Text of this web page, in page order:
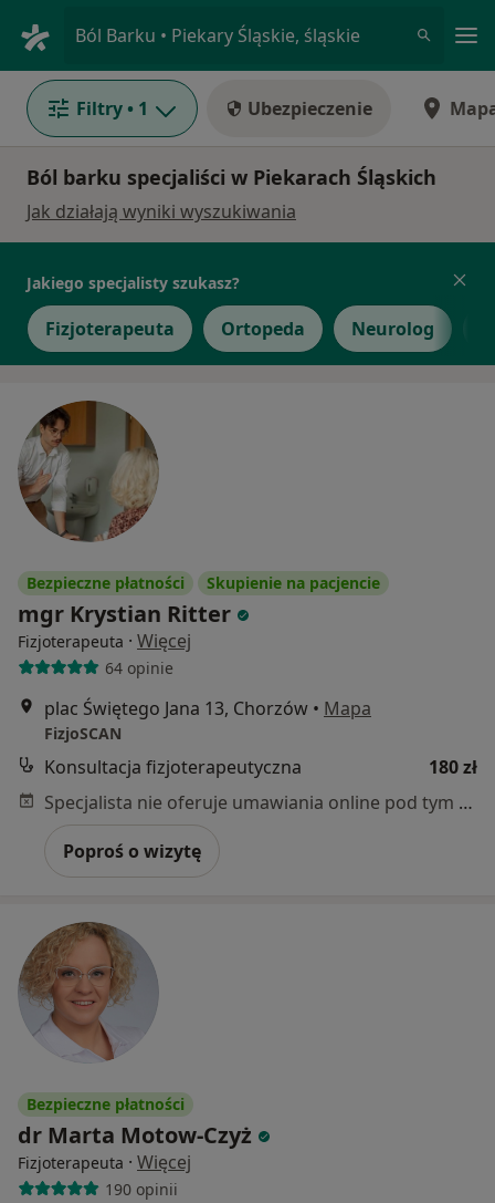
Ból Barku • Piekary Śląskie, śląskie
Filtry • 1 Ubezpieczenie
Ból barku specjaliści w Piekarach Śląskich
Jak działają wyniki wyszukiwania
Jakiego specjalisty szukasz?
Fizjoterapeuta Ortopeda Neurolog
Bezpieczne płatności Skupienie na pacjencie
mgr Krystian Ritter
Fizjoterapeuta · Więcej
64 opinie
plac Świętego Jana 13, Chorzów • Mapa
FizjoSCAN
Konsultacja fizjoterapeutyczna
180 zł
Specjalista nie oferuje umawiania online pod tym adresem.
Poproś o wizytę
Bezpieczne płatności
dr Marta Motow-Czyż
Fizjoterapeuta · Więcej
190 opinii